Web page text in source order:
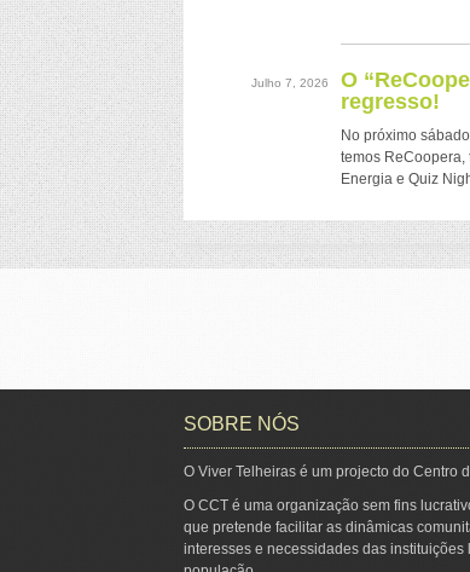
Julho 7, 2026
O
regresso!
No próximo
temos ReCoopera,
Energia e Quiz
SOBRE NÓS
O Viver Telheiras é um projecto do Centro
O CCT é uma organização sem fins
que pretende facilitar as dinâmicas
interesses e necessidades das